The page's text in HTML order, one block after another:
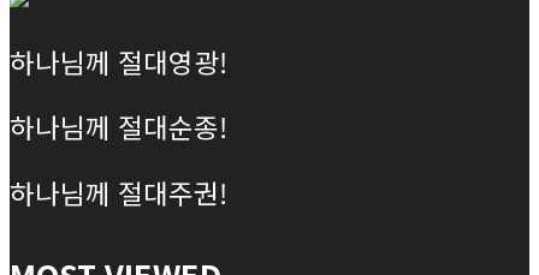
하나님께 절대영광!
하나님께 절대순종!
하나님께 절대주권!